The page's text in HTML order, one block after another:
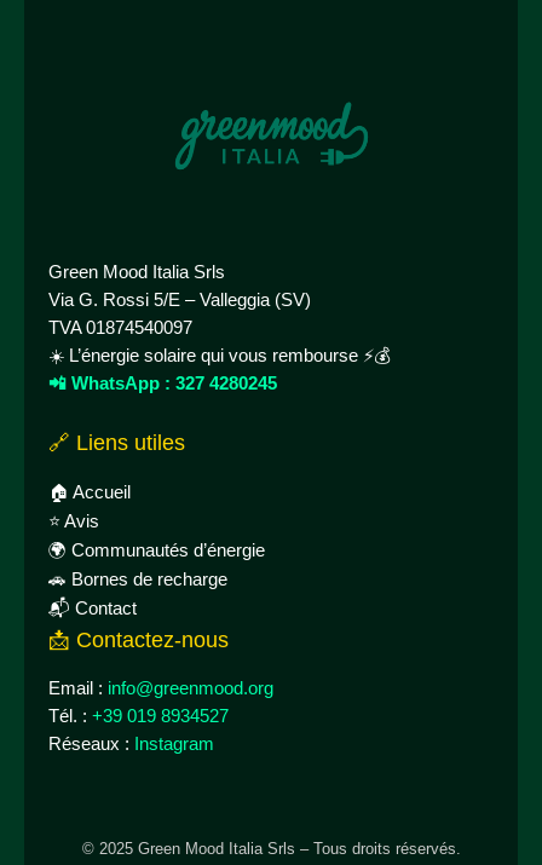
Green Mood Italia Srls
Via G. Rossi 5/E – Valleggia (SV)
TVA 01874540097
☀️ L’énergie solaire qui vous rembourse ⚡💰
📲 WhatsApp : 327 4280245
🔗 Liens utiles
🏠 Accueil
⭐ Avis
🌍 Communautés d’énergie
🚗 Bornes de recharge
📬 Contact
📩 Contactez-nous
Email : info@greenmood.org
Tél. : +39 019 8934527
Réseaux :
Instagram
© 2025 Green Mood Italia Srls – Tous droits réservés.